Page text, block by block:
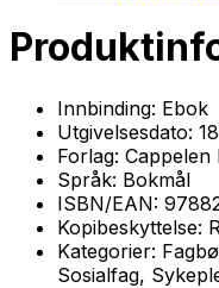
Innbinding: Ebok
Utgivelsesdato:
Forlag: Cappelen
Språk: Bokmål
ISBN/EAN:
Kopibeskyttelse:
Kategorier:
Sosialfag,